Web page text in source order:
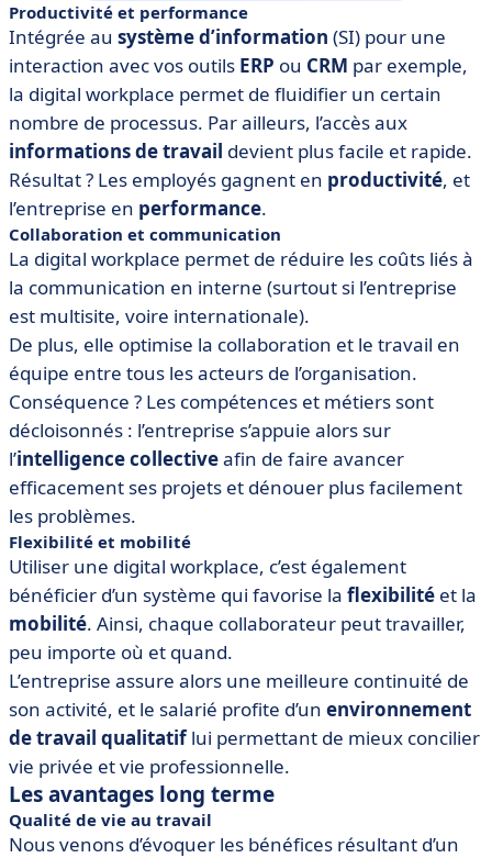
Productivité et performance
Intégrée au système d’information (SI) pour une
interaction avec vos outils ERP ou CRM par exemple,
la digital workplace permet de fluidifier un certain
nombre de processus. Par ailleurs, l’accès aux
informations de travail devient plus facile et rapide.
Résultat ? Les employés gagnent en productivité, et
l’entreprise en performance.
Collaboration et communication
La digital workplace permet de réduire les coûts liés à
la communication en interne (surtout si l’entreprise
est multisite, voire internationale).
De plus, elle optimise la collaboration et le travail en
équipe entre tous les acteurs de l’organisation.
Conséquence ? Les compétences et métiers sont
décloisonnés : l’entreprise s’appuie alors sur
l’intelligence collectiveafin de faire avancer
efficacement ses projets et dénouer plus facilement
les problèmes.
Flexibilité et mobilité
Utiliser une digital workplace, c’est également
bénéficier d’un système qui favorise la flexibilité et la
mobilité. Ainsi, chaque collaborateur peut travailler,
peu importe où et quand.
L’entreprise assure alors une meilleure continuité de
son activité, et le salarié profite d’un environnement
de travail qualitatiflui permettant de mieux concilier
vie privée et vie professionnelle.
Les avantages long terme
Qualité de vie au travail
Nous venons d’évoquer les bénéfices résultant d’un